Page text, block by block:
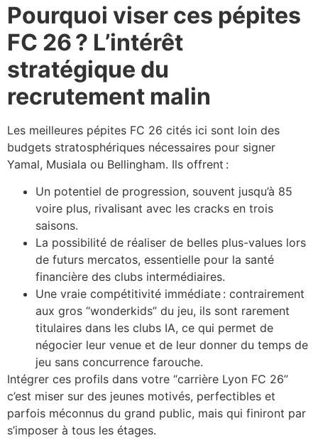
Pourquoi viser ces pépites
FC 26 ? L’intérêt
stratégique du
recrutement malin
Les meilleures pépites FC 26 cités ici sont loin des
budgets stratosphériques nécessaires pour signer
Yamal, Musiala ou Bellingham. Ils offrent :
Un potentiel de progression, souvent jusqu’à 85
voire plus, rivalisant avec les cracks en trois
saisons.
La possibilité de réaliser de belles plus-values lors
de futurs mercatos, essentielle pour la santé
financière des clubs intermédiaires.
Une vraie compétitivité immédiate : contrairement
aux gros “wonderkids” du jeu, ils sont rarement
titulaires dans les clubs IA, ce qui permet de
négocier leur venue et de leur donner du temps de
jeu sans concurrence farouche.
Intégrer ces profils dans votre “carrière Lyon FC 26”
c’est miser sur des jeunes motivés, perfectibles et
parfois méconnus du grand public, mais qui finiront par
s’imposer à tous les étages.